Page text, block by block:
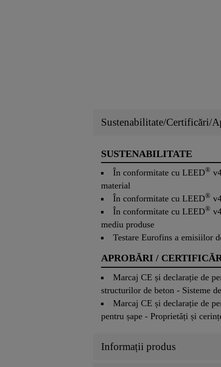
Sustenabilitate/Certificări/
SUSTENABILITATE
În conformitate cu LEED®
material
În conformitate cu LEED®
În conformitate cu LEED®
mediu produse
Testare Eurofins a emisiilor
APROBĂRI /
Marcaj CE și declarație de
structurilor de beton - Sisteme
Marcaj CE și declarație de
pentru șape - Proprietăți și
Informații produs